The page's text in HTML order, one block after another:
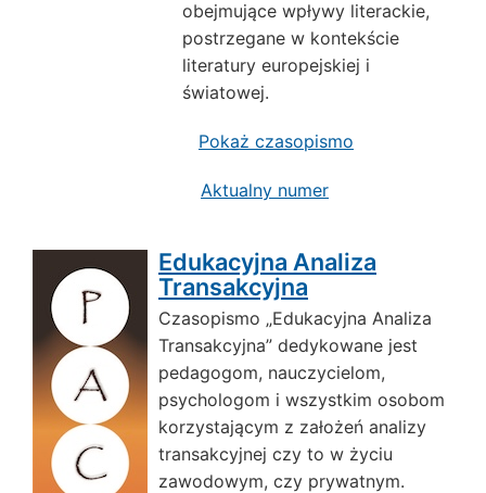
obejmujące wpływy literackie,
postrzegane w kontekście
literatury europejskiej i
światowej.
Pokaż czasopismo
Aktualny numer
Edukacyjna Analiza
Transakcyjna
Czasopismo „Edukacyjna Analiza
Transakcyjna” dedykowane jest
pedagogom, nauczycielom,
psychologom i wszystkim osobom
korzystającym z założeń analizy
transakcyjnej czy to w życiu
zawodowym, czy prywatnym.